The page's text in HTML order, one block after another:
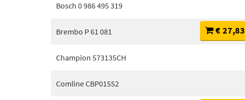
Bosch 0 986 495 319
Brembo P 61 081 € 27,83
Champion 573135CH
Comline CBP01552